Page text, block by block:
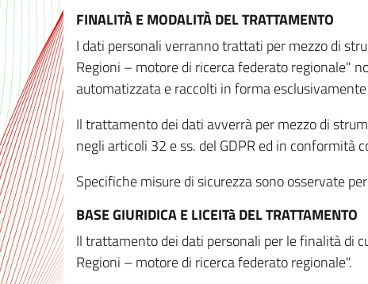
FINALITÀ E MODALITÀ DEL TRATTAMENTO
I dati personali verranno trattati per mezzo di
Regioni – motore di ricerca federato regionale"
automatizzata e raccolti in forma
Il trattamento dei dati avverrà per mezzo di
negli articoli 32 e ss. del GDPR ed in
Specifiche misure di sicurezza sono osservate
BASE GIURIDICA E LICEITà DEL TRATTAMENTO
Il trattamento dei dati personali per le finalità di
Regioni – motore di ricerca federato regionale".